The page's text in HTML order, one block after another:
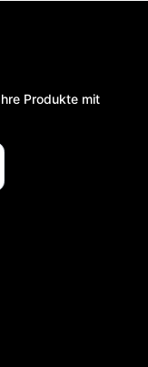
Produkte mit